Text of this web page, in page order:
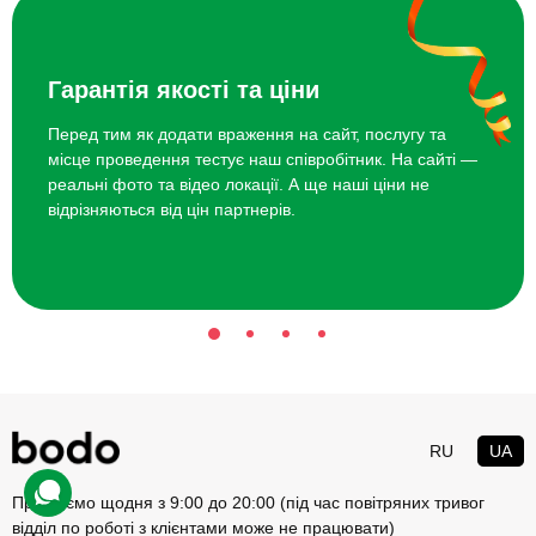
п'яти заходів. Нехай дівчина-фотограф відчує вашу увагу та
після відвідування святкової події поділиться з вами емоціями.
Можете, до речі, відправитися в спільну подорож або відвідати
неймовірний SPA-салон, в якому вам здасться, що рай - це тут і
зараз. Виберіть будь-який захід на свій смак - і нехай подруга
вирішує, яке їй найближче. Пам'ятайте, ваше завдання -
показати, що ви теж володієте секретами краси!
фотографу
Театральний вікенд у Львові.
Вечеря у fashion-ресторані.
Розслаблювальний аромамасаж.
Тур на виноробню з дегустацією медових вин.
Гарантія якості та ціни
Перед тим як додати враження на сайт, послугу та
місце проведення тестує наш співробітник. На сайті —
реальні фото та відео локації. А ще наші ціни не
відрізняються від цін партнерів.
RU UA
Працюємо щодня з 9:00 до 20:00 (під час повітряних тривог
відділ по роботі з клієнтами може не працювати)